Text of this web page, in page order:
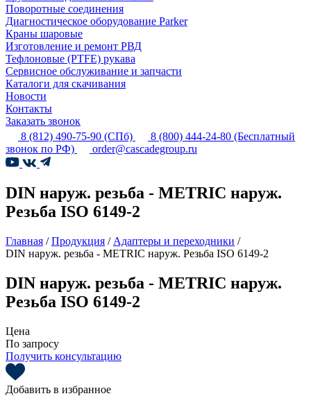
Поворотные соединения
Диагностическое оборудование Parker
Краны шаровые
Изготовление и ремонт РВД
Тефлоновые (PTFE) рукава
Сервисное обслуживание и запчасти
Каталоги для скачивания
Новости
Контакты
Заказать звонок
8 (812) 490-75-90 (СПб) 8 (800) 444-24-80 (Бесплатный
звонок по РФ)
order@cascadegroup.ru
DIN наруж. резьба - METRIC наруж.
Резьба ISO 6149-2
Главная /Продукция / Адаптеры и переходники /
DIN наруж. резьба - METRIC наруж. Резьба ISO 6149-2
DIN наруж. резьба - METRIC наруж.
Резьба ISO 6149-2
Цена
По запросу
Получить консультацию
Добавить в избранное